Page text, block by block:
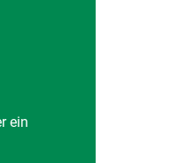
ein